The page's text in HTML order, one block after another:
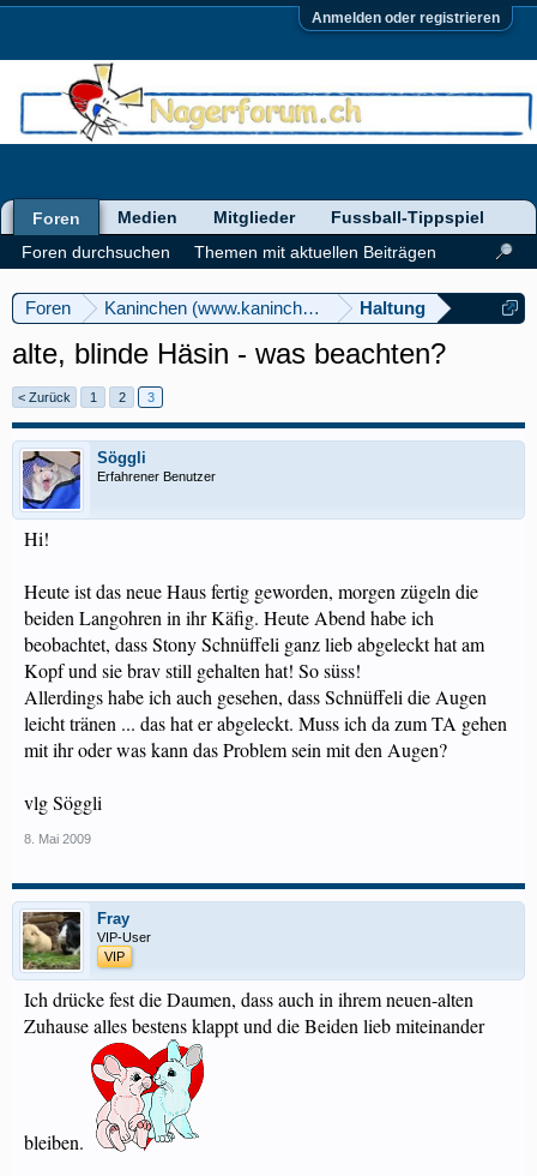
Anmelden oder registrieren
Foren Kaninchen (www.kaninchenforum.ch)
Haltung
alte, blinde Häsin - was beachten?
< Zurück 1 2 3
Söggli
Erfahrener Benutzer
Hi!
Heute ist das neue Haus fertig geworden, morgen zügeln die
beiden Langohren in ihr Käfig. Heute Abend habe ich
beobachtet, dass Stony Schnüffeli ganz lieb abgeleckt hat am
Kopf und sie brav still gehalten hat! So süss!
Allerdings habe ich auch gesehen, dass Schnüffeli die Augen
leicht tränen ... das hat er abgeleckt. Muss ich da zum TA gehen
mit ihr oder was kann das Problem sein mit den Augen?
vlg Söggli
8. Mai 2009
Fray
VIP-User
VIP
Ich drücke fest die Daumen, dass auch in ihrem neuen-alten
Zuhause alles bestens klappt und die Beiden lieb miteinander
bleiben.
Foren
Foren durchsuchen
Themen mit aktuellen Beiträgen
Medien Mitglieder Fussball-Tippspiel